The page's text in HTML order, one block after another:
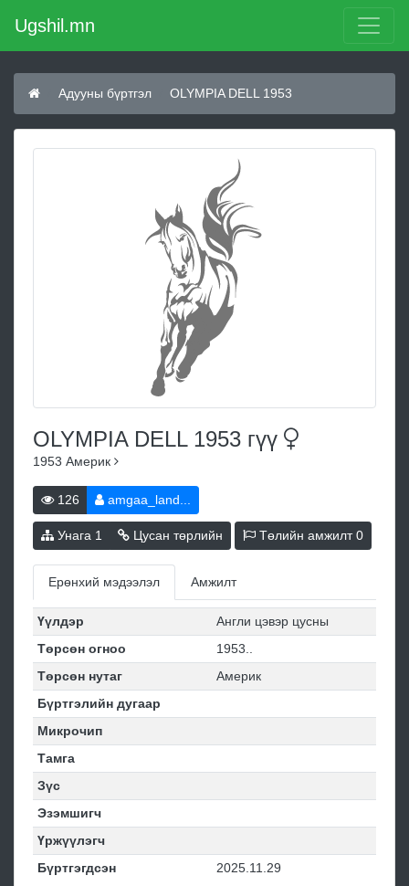
Ugshil.mn
Адууны бүртгэл OLYMPIA DELL 1953
OLYMPIA DELL 1953 гүү
1953 Америк
126 amgaa_land...
Унага 1 Цусан төрлийн Төлийн амжилт0
Ерөнхий мэдээлэл Амжилт
Үүлдэр
Англи цэвэр цусны
Төрсөн огноо
1953..
Төрсөн нутаг
Америк
Бүртгэлийн дугаар
Микрочип
Тамга
Зүс
Эзэмшигч
Үржүүлэгч
Бүртгэгдсэн
2025.11.29